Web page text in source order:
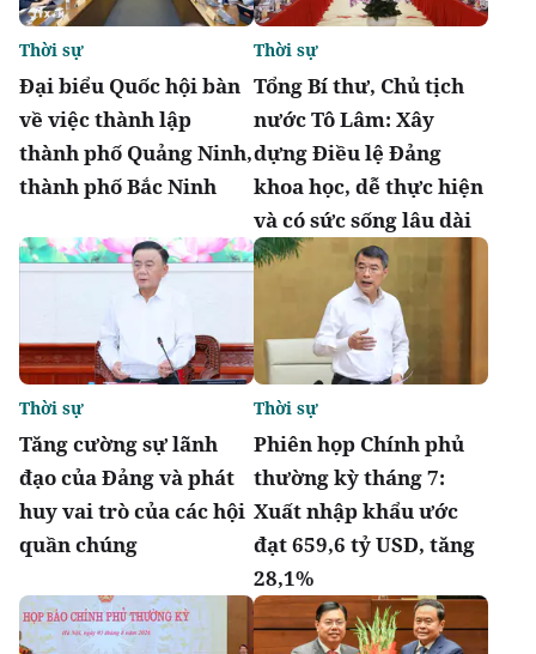
Đại biểu Quốc hội bàn
về việc thành lập
thành phố Quảng Ninh,
thành phố Bắc Ninh
Thời sự
Tổng Bí thư, Chủ tịch
nước Tô Lâm: Xây
dựng Điều lệ Đảng
khoa học, dễ thực hiện
và có sức sống lâu dài
Thời sự
Tăng cường sự lãnh
đạo của Đảng và phát
huy vai trò của các hội
quần chúng
Thời sự
Phiên họp Chính phủ
thường kỳ tháng 7:
Xuất nhập khẩu ước
đạt 659,6 tỷ USD, tăng
28,1%
Thời sự